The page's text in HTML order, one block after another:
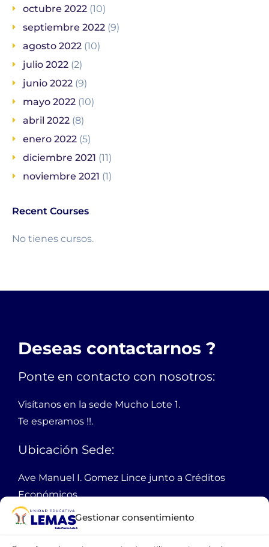
Gestionar consentimiento
octubre 2022 (10)
septiembre 2022 (9)
agosto 2022 (10)
julio 2022 (2)
junio 2022 (9)
mayo 2022 (10)
abril 2022 (8)
enero 2022 (5)
diciembre 2021 (11)
noviembre 2021 (1)
Recent Courses
No tienes cursos.
Deseas contactarnos ?
Ponte en contacto con nosotros:
Visítanos en la sede Mucho Lote 1.
Te esperamos !!.
Ubicación Sede:
Ave Manuel I. Gomez Lince junto a Créditos
Económicos,
Mucho Lote 1 mz 2301 solar 1
Guayaquil Ecuador